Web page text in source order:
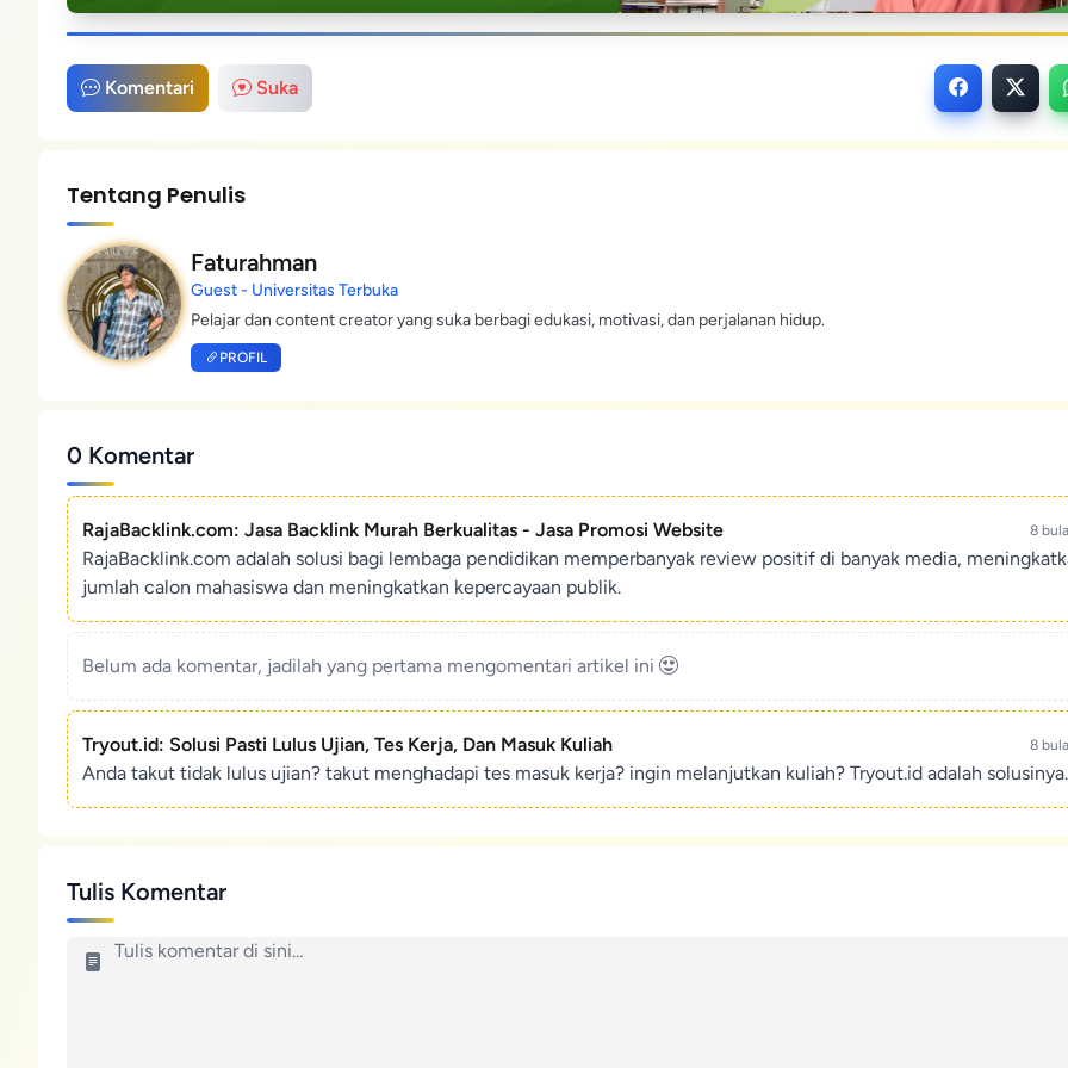
Komentari Suka
Tentang Penulis
Faturahman
Guest - Universitas Terbuka
Pelajar dan content creator yang suka berbagi edukasi, motivasi, dan perjalanan hidup.
PROFIL
0 Komentar
RajaBacklink.com: Jasa Backlink Murah Berkualitas - Jasa Promosi Website 8
RajaBacklink.com adalah solusi bagi lembaga pendidikan memperbanyak review positif di banyak media,
jumlah calon mahasiswa dan meningkatkan kepercayaan publik.
Belum ada komentar, jadilah yang pertama mengomentari artikel ini
Tryout.id: Solusi Pasti Lulus Ujian, Tes Kerja, Dan Masuk Kuliah 8
Anda takut tidak lulus ujian? takut menghadapi tes masuk kerja? ingin melanjutkan kuliah? Tryout.id adalah solusinya.
Tulis Komentar